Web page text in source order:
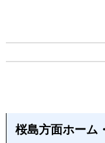
桜島方面ホーム